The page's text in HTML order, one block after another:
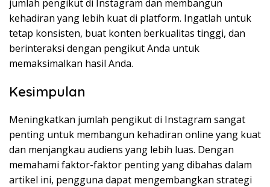
jumlah pengikut di Instagram dan membangun
kehadiran yang lebih kuat di platform. Ingatlah untuk
tetap konsisten, buat konten berkualitas tinggi, dan
berinteraksi dengan pengikut Anda untuk
memaksimalkan hasil Anda.
Kesimpulan
Meningkatkan jumlah pengikut di Instagram sangat
penting untuk membangun kehadiran online yang kuat
dan menjangkau audiens yang lebih luas. Dengan
memahami faktor-faktor penting yang dibahas dalam
artikel ini, pengguna dapat mengembangkan strategi